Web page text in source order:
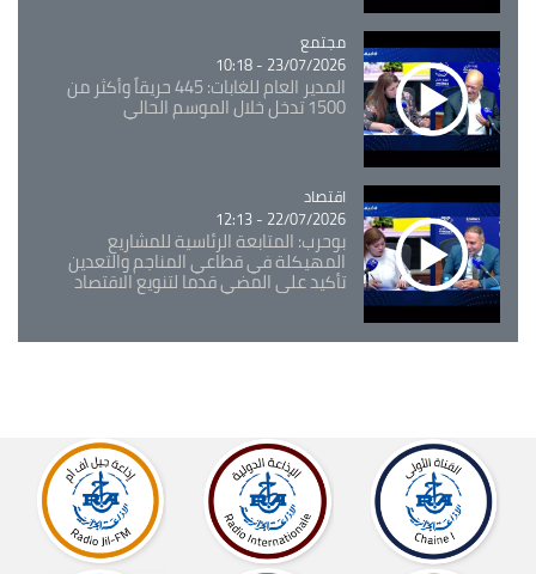
Catégorie
مجتمع
23/07/2026 - 10:18
المدير العام للغابات: 445 حريقاً وأكثر من
1500 تدخل خلال الموسم الحالي
Catégorie
اقتصاد
22/07/2026 - 12:13
بوحرب: المتابعة الرئاسية للمشاريع
المهيكلة في قطاعي المناجم والتعدين
تأكيد على المضي قدما لتنويع الاقتصاد